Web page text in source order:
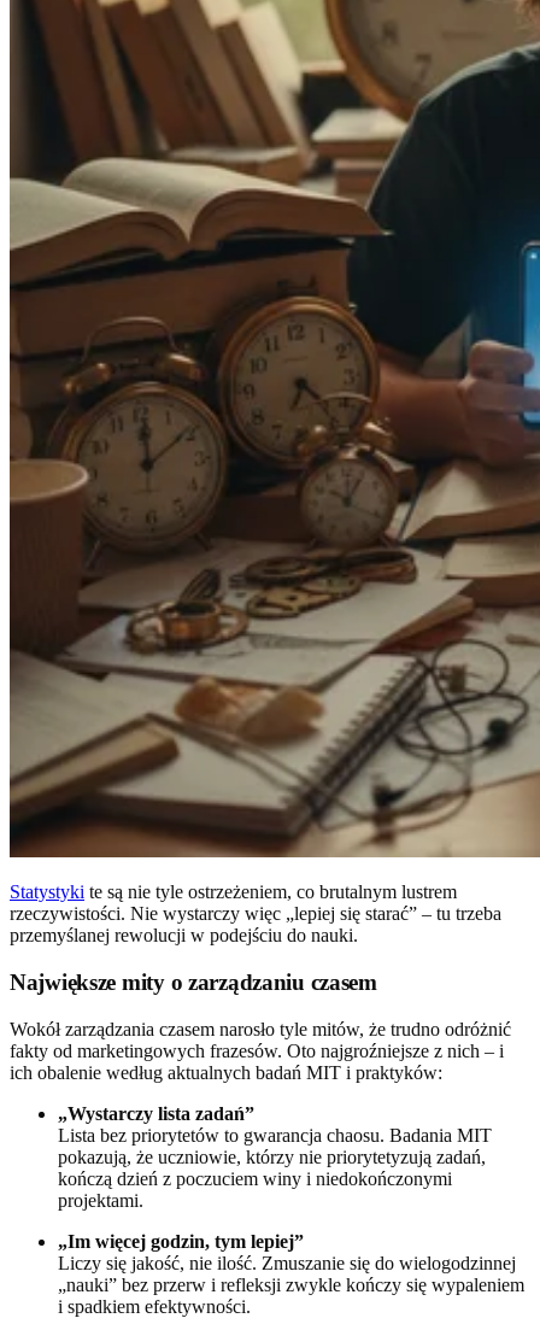
Statystyki te są nie tyle ostrzeżeniem, co brutalnym lustrem
rzeczywistości. Nie wystarczy więc „lepiej się starać” – tu trzeba
przemyślanej rewolucji w podejściu do nauki.
Największe mity o zarządzaniu czasem
Wokół zarządzania czasem narosło tyle mitów, że trudno odróżnić
fakty od marketingowych frazesów. Oto najgroźniejsze z nich – i
ich obalenie według aktualnych badań MIT i praktyków:
„Wystarczy lista zadań”
Lista bez priorytetów to gwarancja chaosu. Badania MIT
pokazują, że uczniowie, którzy nie priorytetyzują zadań,
kończą dzień z poczuciem winy i niedokończonymi
projektami.
„Im więcej godzin, tym lepiej”
Liczy się jakość, nie ilość. Zmuszanie się do wielogodzinnej
„nauki” bez przerw i refleksji zwykle kończy się wypaleniem
i spadkiem efektywności.